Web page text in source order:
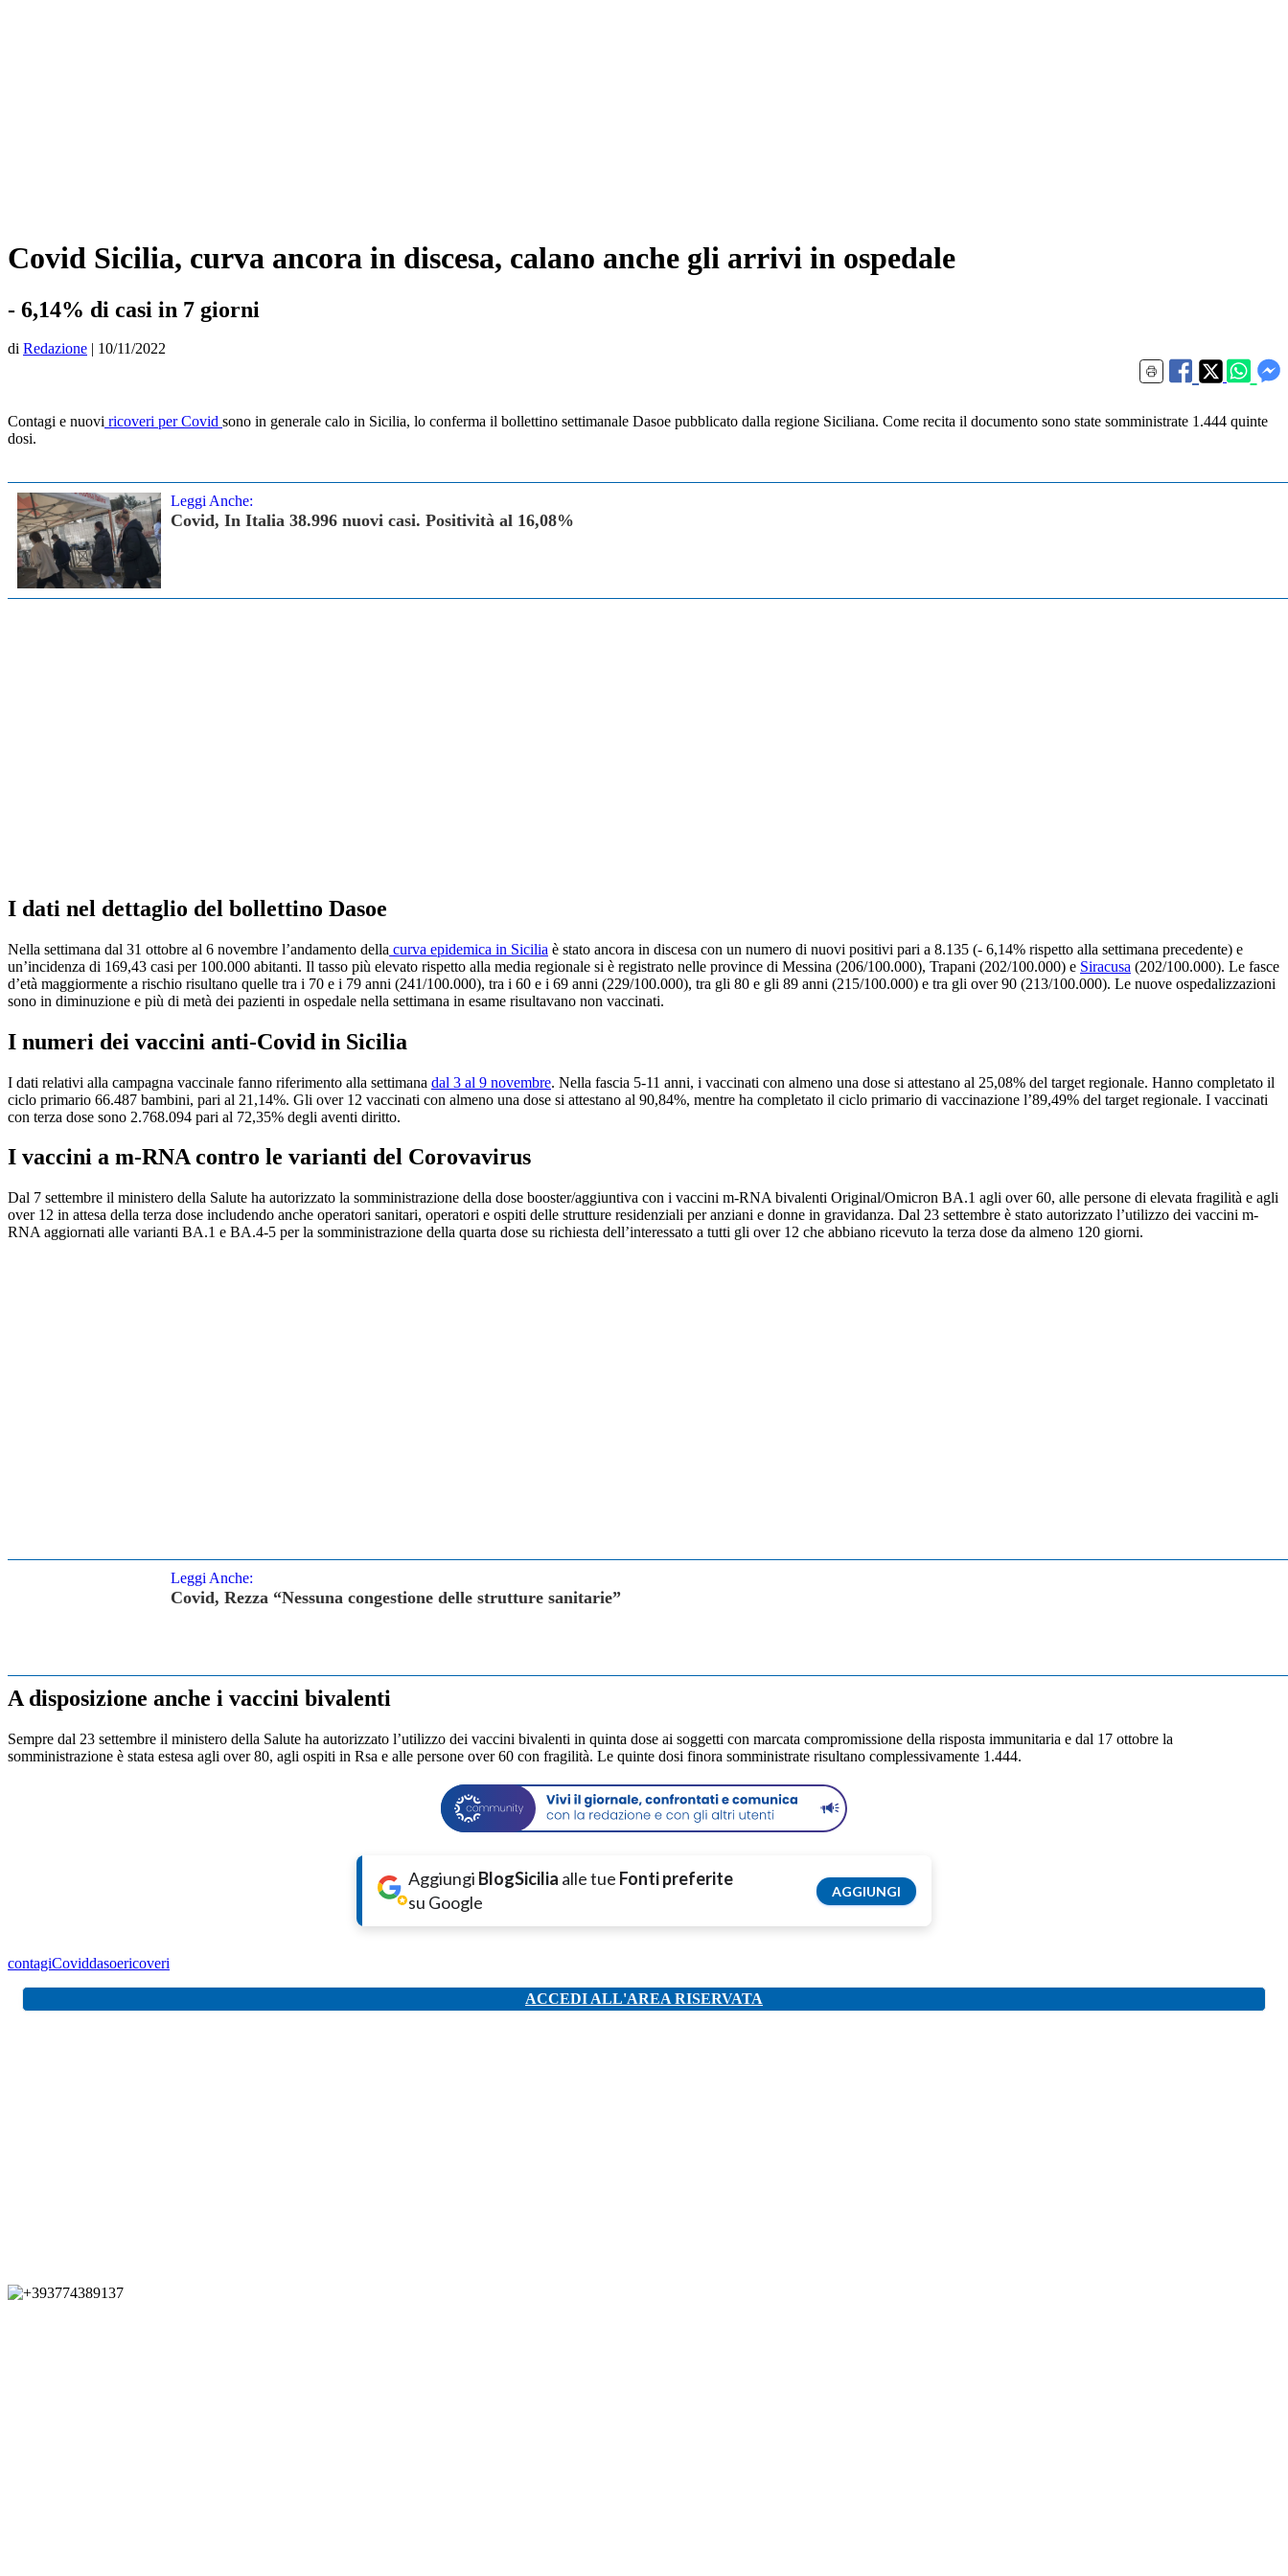
Covid Sicilia, curva ancora in discesa, calano anche gli arrivi in ospedale
- 6,14% di casi in 7 giorni
di Redazione | 10/11/2022
Contagi e nuovi ricoveri per Covid sono in generale calo in Sicilia, lo conferma il bollettino settimanale Dasoe pubblicato dalla regione Siciliana. Come recita il documento sono state somministrate 1.444 quinte
dosi.
Leggi Anche:
Covid, In Italia 38.996 nuovi casi. Positività al 16,08%
I dati nel dettaglio del bollettino Dasoe
Nella settimana dal 31 ottobre al 6 novembre l’andamento della curva epidemica in Sicilia è stato ancora in discesa con un numero di nuovi positivi pari a 8.135 (- 6,14% rispetto alla settimana precedente) e
un’incidenza di 169,43 casi per 100.000 abitanti. Il tasso più elevato rispetto alla media regionale si è registrato nelle province di Messina (206/100.000), Trapani (202/100.000) e Siracusa (202/100.000). Le fasce
d’età maggiormente a rischio risultano quelle tra i 70 e i 79 anni (241/100.000), tra i 60 e i 69 anni (229/100.000), tra gli 80 e gli 89 anni (215/100.000) e tra gli over 90 (213/100.000). Le nuove ospedalizzazioni
sono in diminuzione e più di metà dei pazienti in ospedale nella settimana in esame risultavano non vaccinati.
I numeri dei vaccini anti-Covid in Sicilia
I dati relativi alla campagna vaccinale fanno riferimento alla settimana dal 3 al 9 novembre. Nella fascia 5-11 anni, i vaccinati con almeno una dose si attestano al 25,08% del target regionale. Hanno completato il
ciclo primario 66.487 bambini, pari al 21,14%. Gli over 12 vaccinati con almeno una dose si attestano al 90,84%, mentre ha completato il ciclo primario di vaccinazione l’89,49% del target regionale. I vaccinati
con terza dose sono 2.768.094 pari al 72,35% degli aventi diritto.
I vaccini a m-RNA contro le varianti del Corovavirus
Dal 7 settembre il ministero della Salute ha autorizzato la somministrazione della dose booster/aggiuntiva con i vaccini m-RNA bivalenti Original/Omicron BA.1 agli over 60, alle persone di elevata fragilità e agli
over 12 in attesa della terza dose includendo anche operatori sanitari, operatori e ospiti delle strutture residenziali per anziani e donne in gravidanza. Dal 23 settembre è stato autorizzato l’utilizzo dei vaccini m-
RNA aggiornati alle varianti BA.1 e BA.4-5 per la somministrazione della quarta dose su richiesta dell’interessato a tutti gli over 12 che abbiano ricevuto la terza dose da almeno 120 giorni.
Leggi Anche:
Covid, Rezza “Nessuna congestione delle strutture sanitarie”
A disposizione anche i vaccini bivalenti
Sempre dal 23 settembre il ministero della Salute ha autorizzato l’utilizzo dei vaccini bivalenti in quinta dose ai soggetti con marcata compromissione della risposta immunitaria e dal 17 ottobre la
somministrazione è stata estesa agli over 80, agli ospiti in Rsa e alle persone over 60 con fragilità. Le quinte dosi finora somministrate risultano complessivamente 1.444.
Aggiungi BlogSicilia alle tue Fonti preferite
su Google
AGGIUNGI
contagiCoviddasoericoveri
ACCEDI ALL'AREA RISERVATA